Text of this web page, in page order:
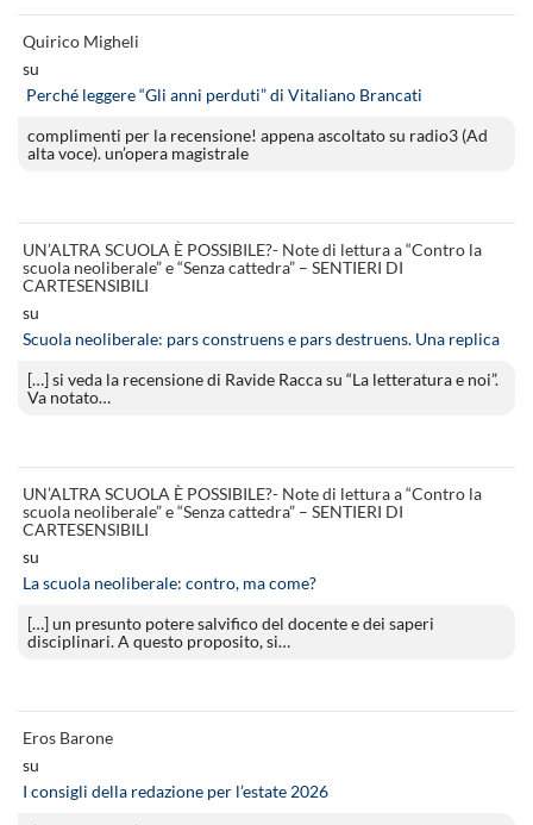
Quirico Migheli
su
Perché leggere “Gli anni perduti” di Vitaliano Brancati
complimenti per la recensione! appena ascoltato su radio3 (Ad
alta voce). un’opera magistrale
UN’ALTRA SCUOLA È POSSIBILE?- Note di lettura a “Contro la
scuola neoliberale” e “Senza cattedra” – SENTIERI DI
CARTESENSIBILI
su
Scuola neoliberale: pars construens e pars destruens. Una replica
[…] si veda la recensione di Ravide Racca su “La letteratura e noi”.
Va notato…
UN’ALTRA SCUOLA È POSSIBILE?- Note di lettura a “Contro la
scuola neoliberale” e “Senza cattedra” – SENTIERI DI
CARTESENSIBILI
su
La scuola neoliberale: contro, ma come?
[…] un presunto potere salvifico del docente e dei saperi
disciplinari. A questo proposito, si…
Eros Barone
su
I consigli della redazione per l’estate 2026